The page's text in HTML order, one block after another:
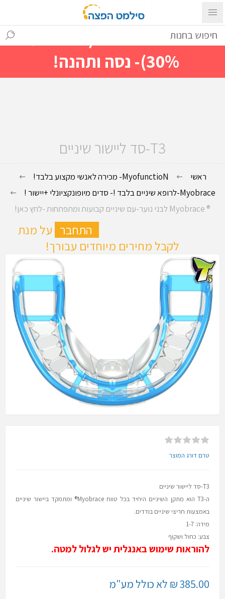
עם ההתחברות ניתן לראות מייד
מחירים מיוחדים(הנחות עד
30%)- נסה ותהנה!
T3-סד ליישור שיניים
ראשי
MyofunctioN- מכירה לאנשי מקצוע בלבד!
Myobrace-לרופא שיניים בלבד !- סדים מיופונקציונלי +יישור !
® Myobrace לבני נוער-עם שיניים קבועות ומתפתחות -לחץ כאן!
התחבר על מנת
לקבל מחירים מיוחדים עבורך!
טרם דורג המוצר
T3-סד ליישור שיניים
ה-T3 הוא מתקן השיניים היחיד בכל טווח Myobrace® ומתמקד ביישור שיניים
באמצעות חריצי שיניים בודדים.
​מידה: 1-7
צבע: כחול ושקוף
להוראות שימוש באנגלית יש לגלול למטה.
385.00 ₪ לא כולל מע"מ